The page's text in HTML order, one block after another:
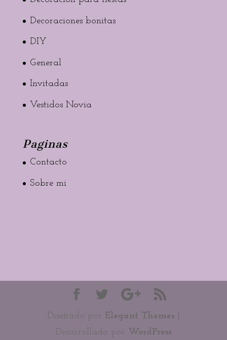
Decoraciones bonitas
DIY
General
Invitadas
Vestidos Novia
Paginas
Contacto
Sobre mi
Diseñado por Elegant Themes
Desarrollado por WordPress